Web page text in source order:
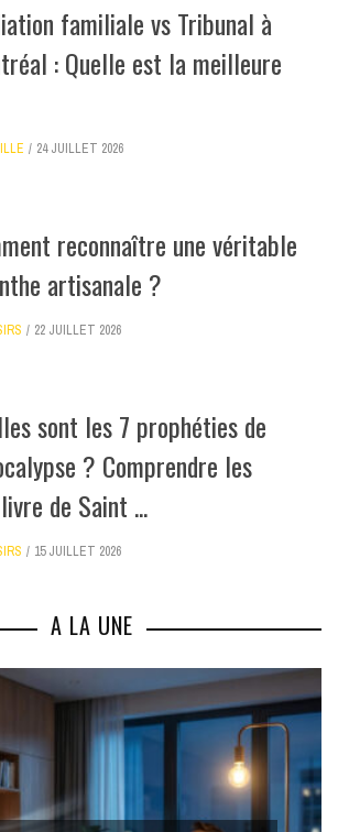
familiale vs Tribunal à
: Quelle est la meilleure
24 JUILLET 2026
reconnaître une véritable
artisanale ?
22 JUILLET 2026
sont les 7 prophéties de
? Comprendre les
de Saint ...
15 JUILLET 2026
A LA UNE